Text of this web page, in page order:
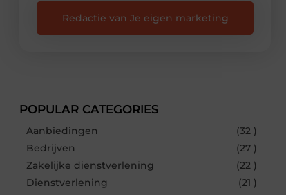
Redactie van Je eigen marketing
POPULAR CATEGORIES
Aanbiedingen
(32 )
Bedrijven
(27 )
Zakelijke dienstverlening
(22 )
Dienstverlening
(21 )